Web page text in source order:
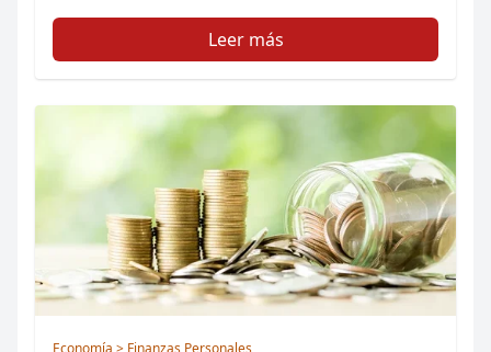
Leer más
Economía > Finanzas Personales